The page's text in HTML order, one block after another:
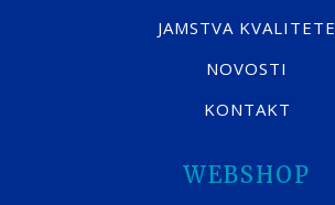
JAMSTVA KVALITETE
NOVOSTI
KONTAKT
WEBSHOP